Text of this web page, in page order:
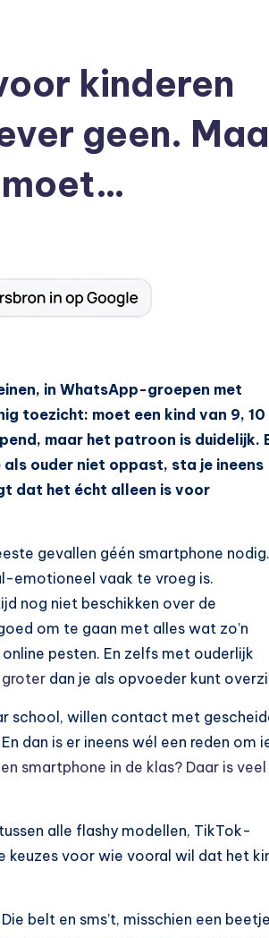
kinderen
geen.
in WhatsApp-groepen met
toezicht: moet een kind van 9,
maar het patroon is duidelijk.
ouder niet oppast, sta je ineens
dat het écht alleen is voor
gevallen géén smartphone nodig.
emotioneel vaak te vroeg is.
nog niet beschikken over de
om te gaan met alles wat zo’n
pesten. En zelfs met ouderlijk
groter dan je als opvoeder kunt
school, willen contact met
dan is er ineens wél een reden om
smartphone in de klas? Daar is veel
alle flashy modellen, TikTok-
voor wie vooral wil dat het
belt en sms’t, misschien een beetje